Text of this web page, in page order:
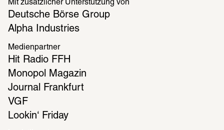
Mit zusätzlicher Unterstützung von
Deutsche Börse Group
Alpha Indus­tries
Medienpartner
Hit Radio FFH
Monopol Magazin
Journal Frankfurt
VGF
Lookin‘ Friday